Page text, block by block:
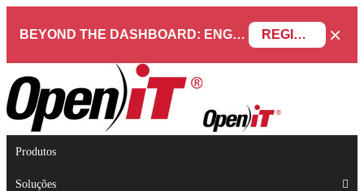
BEYOND THE DASHBOARD: ENGINEERING SOFTWARE IN SERVICENOW WEBINAR REGISTAR AGORA ×
Produtos
Soluções